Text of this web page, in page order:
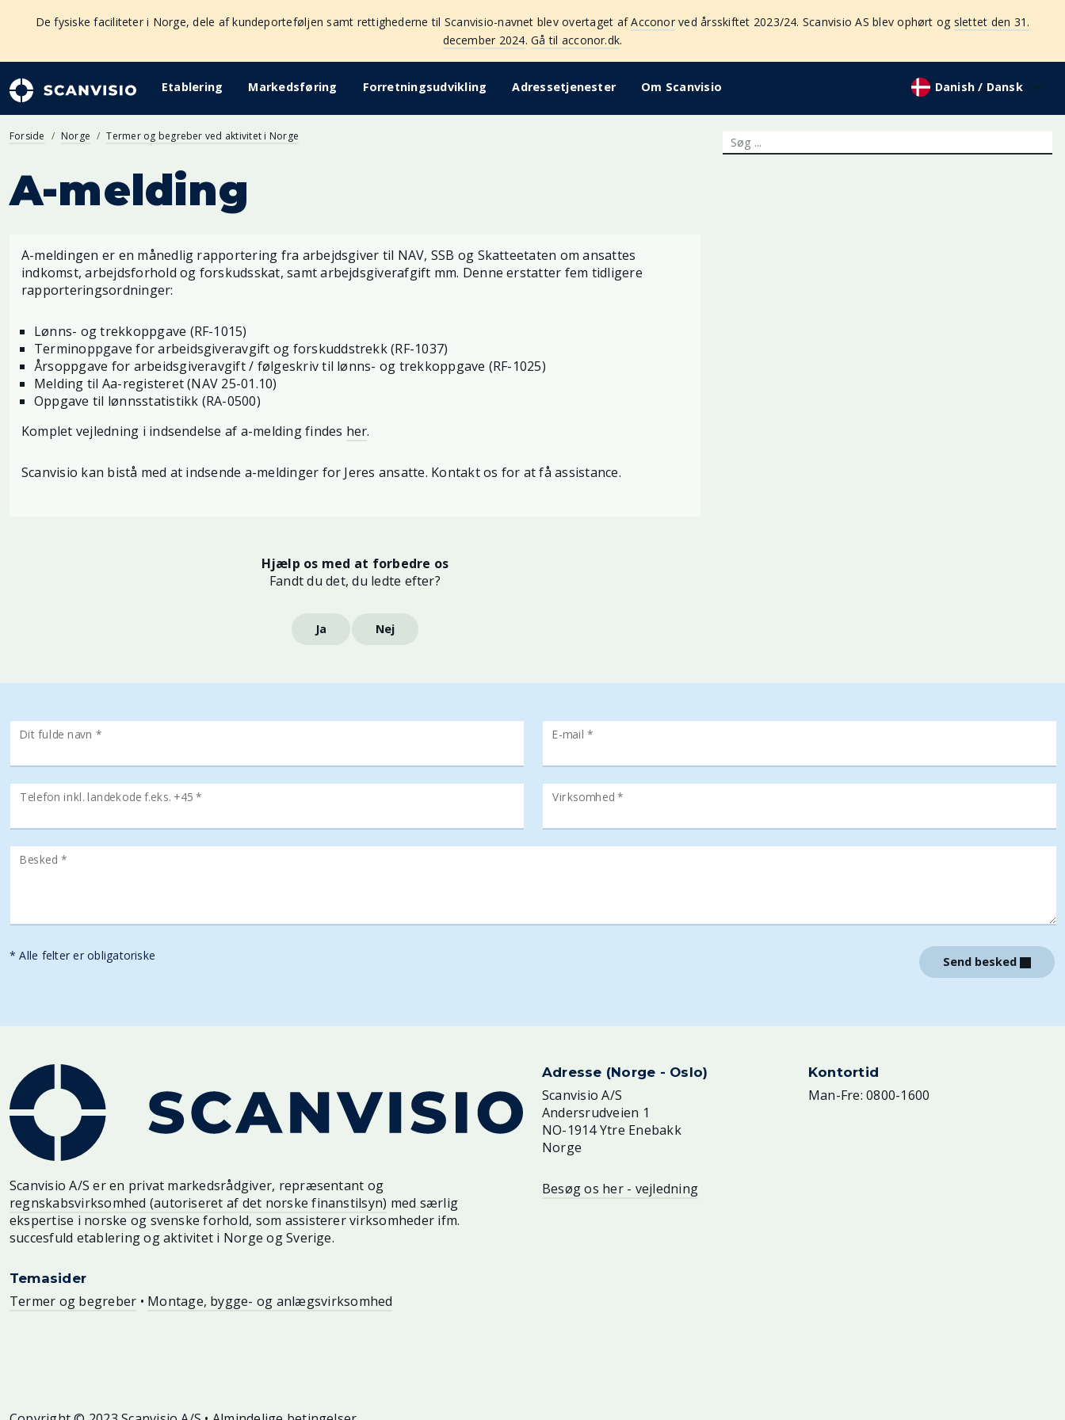
De fysiske faciliteter i Norge, dele af kundeporteføljen samt rettighederne til Scanvisio-navnet blev overtaget afAcconorved årsskiftet 2023/24. Scanvisio AS blev ophørt og slettet den 31.
december 2024.Gå til acconor.dk.
Etablering Markedsføring Forretningsudvikling Adressetjenester Om Scanvisio Danish / Dansk
Forside Norge Termer og begreber ved aktivitet i Norge
A-melding
A-meldingen er en månedlig rapportering fra arbejdsgiver til NAV, SSB og Skatteetaten om ansattes
indkomst, arbejdsforhold og forskudsskat, samt arbejdsgiverafgift mm. Denne erstatter fem tidligere
rapporteringsordninger:
Lønns- og trekkoppgave (RF-1015)
Terminoppgave for arbeidsgiveravgift og forskuddstrekk (RF-1037)
Årsoppgave for arbeidsgiveravgift / følgeskriv til lønns- og trekkoppgave (RF-1025)
Melding til Aa-registeret (NAV 25-01.10)
Oppgave til lønnsstatistikk (RA-0500)
Komplet vejledning i indsendelse af a-melding findes her.
Scanvisio kan bistå med at indsende a-meldinger for Jeres ansatte. Kontakt os for at få assistance.
Hjælp os med at forbedre os
Fandt du det, du ledte efter?
Ja Nej
Dit fulde navn * E-mail *
Telefon inkl. landekode f.eks. +45 * Virksomhed *
Besked *
* Alle felter er obligatoriske Send besked
Scanvisio A/S er en privat markedsrådgiver, repræsentant og
regnskabsvirksomhed (autoriseret af det norske finanstilsyn) med særlig
ekspertise i norske og svenske forhold, som assisterer virksomheder ifm.
succesfuld etablering og aktivitet i Norge og Sverige.
Temasider
Termer og begreber • Montage, bygge- og anlægsvirksomhed
Adresse (Norge - Oslo)
Scanvisio A/S
Andersrudveien 1
NO-1914 Ytre Enebakk
Norge
Besøg os her - vejledning
Kontortid
Man-Fre: 0800-1600